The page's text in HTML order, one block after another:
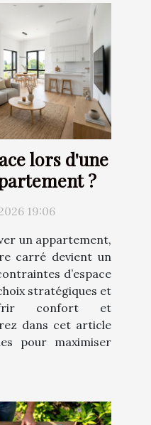
lors d'une
?
19:06
un appartement,
carré devient un
d’espace
stratégiques et
confort et
dans cet article
pour maximiser